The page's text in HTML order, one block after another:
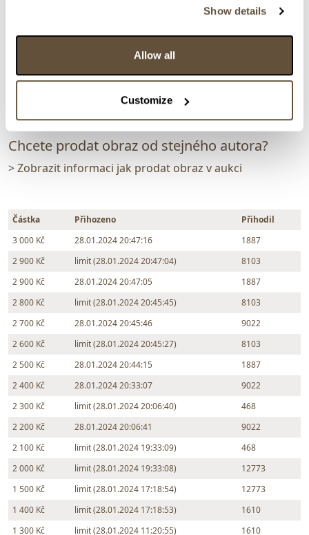
Show details
Allow all
Customize
28.01.2024 20:50:16
Vyvolávací cena:
1 000 Kč
Zpět na aukční výsledky
Chcete prodat obraz od stejného autora?
> Zobrazit informaci jak prodat obraz v aukci
Částka Přihozeno
Přihodil
3 000 Kč
28.01.2024 20:47:16
1887
2 900 Kč
limit (28.01.2024 20:47:04)
8103
2 900 Kč
28.01.2024 20:47:05
1887
2 800 Kč
limit (28.01.2024 20:45:45)
8103
2 700 Kč
28.01.2024 20:45:46
9022
2 600 Kč
limit (28.01.2024 20:45:27)
8103
2 500 Kč
28.01.2024 20:44:15
1887
2 400 Kč
28.01.2024 20:33:07
9022
2 300 Kč
limit (28.01.2024 20:06:40)
468
2 200 Kč
28.01.2024 20:06:41
9022
2 100 Kč
limit (28.01.2024 19:33:09)
468
2 000 Kč
limit (28.01.2024 19:33:08)
12773
1 500 Kč
limit (28.01.2024 17:18:54)
12773
1 400 Kč
limit (28.01.2024 17:18:53)
1610
1 300 Kč
limit (28.01.2024 11:20:55) 1610